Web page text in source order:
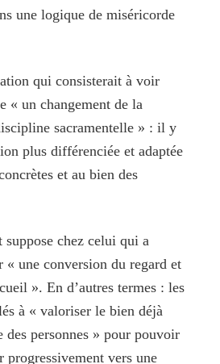
une logique de miséricorde
qui consisterait à voir
« un changement de la
sacramentelle » : il y
plus différenciée et adaptée
et au bien des
suppose chez celui qui a
« une conversion du regard et
». En d’autres termes : les
à « valoriser le bien déjà
des personnes » pour pouvoir
progressivement vers une